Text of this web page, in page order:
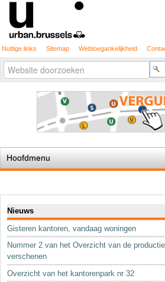
Nuttige links Sitemap Webtoegankelijkheid
Zoek
Geavanceerd
zoeken...
Hoofdmenu
De spelregels
Stedenbouwkundige vergunning
Cartografie
Studies en publicaties
Sleutelwoorden
Nieuws
Gisteren kantoren, vandaag woningen
Nummer 2 van het Overzicht van de
verschenen
Overzicht van het kantorenpark nr 32